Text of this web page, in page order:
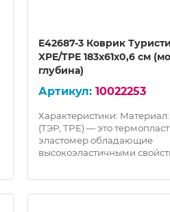
E42687-3 Коврик
XPE/TPE 183х61х0,6 см
глубина)
10022253
Характеристики:
(ТЭР, TPE) — это
эластомер обладающие
высокоэластичными